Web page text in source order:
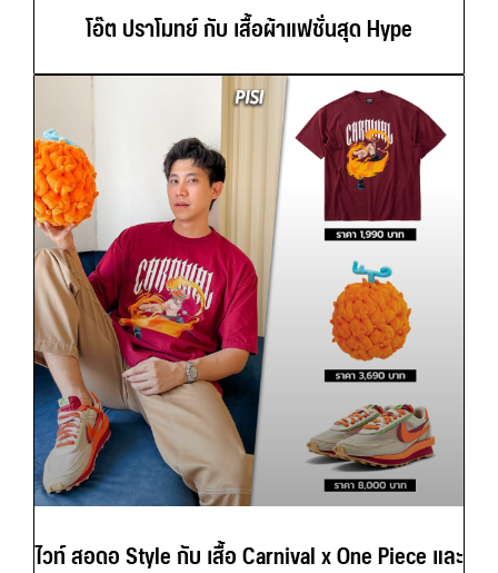
โอ๊ต ปราโมทย์ กับ เสื้อผ้าแฟชั่นสุด Hype
ไวท์ สอดอ Style กับ เสื้อ Carnival x One Piece และ